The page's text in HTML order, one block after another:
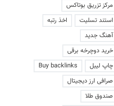
ایران در سبلان + فیلم
مرکز تزریق بوتاکس
استند تسلیت
اخذ رتبه
آهنگ جدید
خرید دوچرخه برقی
چاپ لیبل
Buy backlinks
صرافی ارز دیجیتال
صندوق طلا